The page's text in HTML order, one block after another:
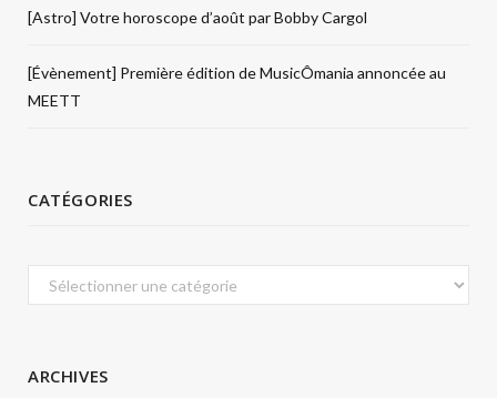
[Astro] Votre horoscope d’août par Bobby Cargol
[Évènement] Première édition de MusicÔmania annoncée au
MEETT
CATÉGORIES
Catégories
ARCHIVES